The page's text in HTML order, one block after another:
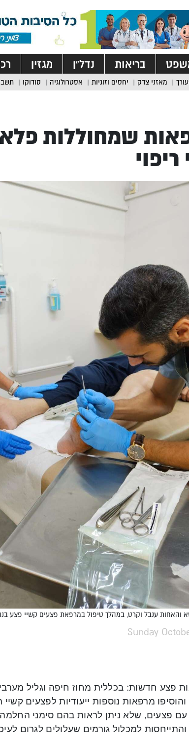
בריאות נדל”ן מגזין
מאזני צדק יחסים וזוגיות אסטרולוגיה סודוקו
שמחוללות
והאחות ענבל וקרט, במהלך טיפול במרפאת פצעים קשיי פצע
Sunday
פצע חדשות: בכללית מחוז חיפה וגליל
מרפאות נוספות ייעודיות לפצעים
פצעים, שלא ניתן לראות בהם סימני
למכלול גורמים שעלולים לגרום